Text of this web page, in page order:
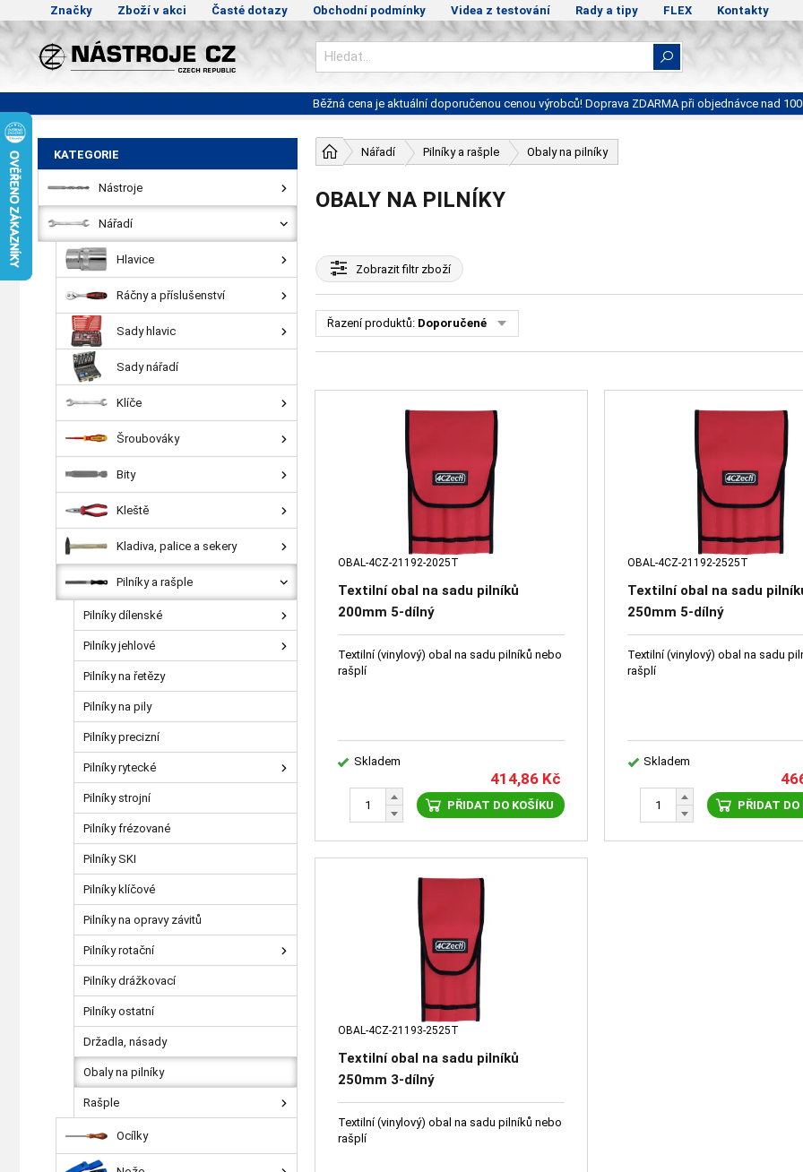
Značky Zboží v akci Časté dotazy Obchodní podmínky Videa z testování Rady a tipy FLEX Kontakty
Běžná cena je aktuální doporučenou cenou výrobců! Doprava ZDARMA při objednávce nad
Nářadí Pilníky a rašple Obaly na pilníky
OBALY NA PILNÍKY
Zobrazitfiltr zboží
Řazení produktů: Doporučené
OBAL-4CZ-21192-2025T
Textilní obal na sadu pilníků
200mm 5-dílný
Textilní (vinylový) obal na sadu pilníků nebo
rašplí
Skladem
414,86 Kč
PŘIDAT DO KOŠÍKU
OBAL-4CZ-21192-2525T
Textilní obal na sadu
250mm 5-dílný
Textilní (vinylový) obal na sadu
rašplí
Skladem
PŘIDAT DO
OBAL-4CZ-21193-2525T
Textilní obal na sadu pilníků
250mm 3-dílný
Textilní (vinylový) obal na sadu pilníků nebo
rašplí
KATEGORIE
Nástroje
Nářadí
Hlavice
Ráčny a příslušenství
Sady hlavic
Sady nářadí
Klíče
Šroubováky
Bity
Kleště
Kladiva, palice a sekery
Pilníky a rašple
Pilníky dílenské
Pilníky jehlové
Pilníky na řetězy
Pilníky na pily
Pilníky precizní
Pilníky rytecké
Pilníky strojní
Pilníky frézované
Pilníky SKI
Pilníky klíčové
Pilníky na opravy závitů
Pilníky rotační
Pilníky drážkovací
Pilníky ostatní
Držadla, násady
Obaly na pilníky
Rašple
Ocílky